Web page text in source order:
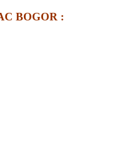
BOGOR :